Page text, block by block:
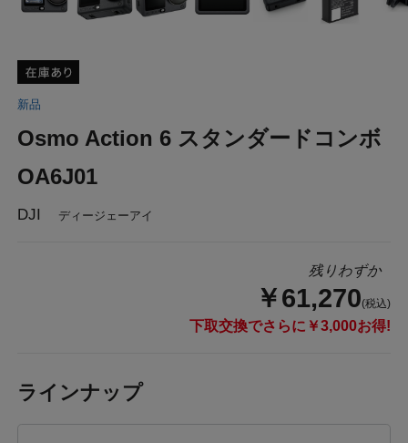
新品
Osmo Action 6 スタンダードコンボ
OA6J01
DJI ディージェーアイ
残りわずか
￥61,270(税込)
下取交換でさらに￥3,000お得!
ラインナップ